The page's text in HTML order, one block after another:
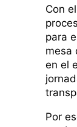
Con
para
mesa
en el
Por